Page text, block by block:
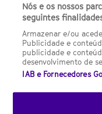
NBC Universal Global
by Universal Studios
NBC Universal Global
95. Planta 10 Edificio
SYFY Portugal is
(CNMC).
Nós e os nossos
seguintes
Armazenar e/ou
Publicidade e
publicidade e
desenvolvimento de
IAB e Fornecedores